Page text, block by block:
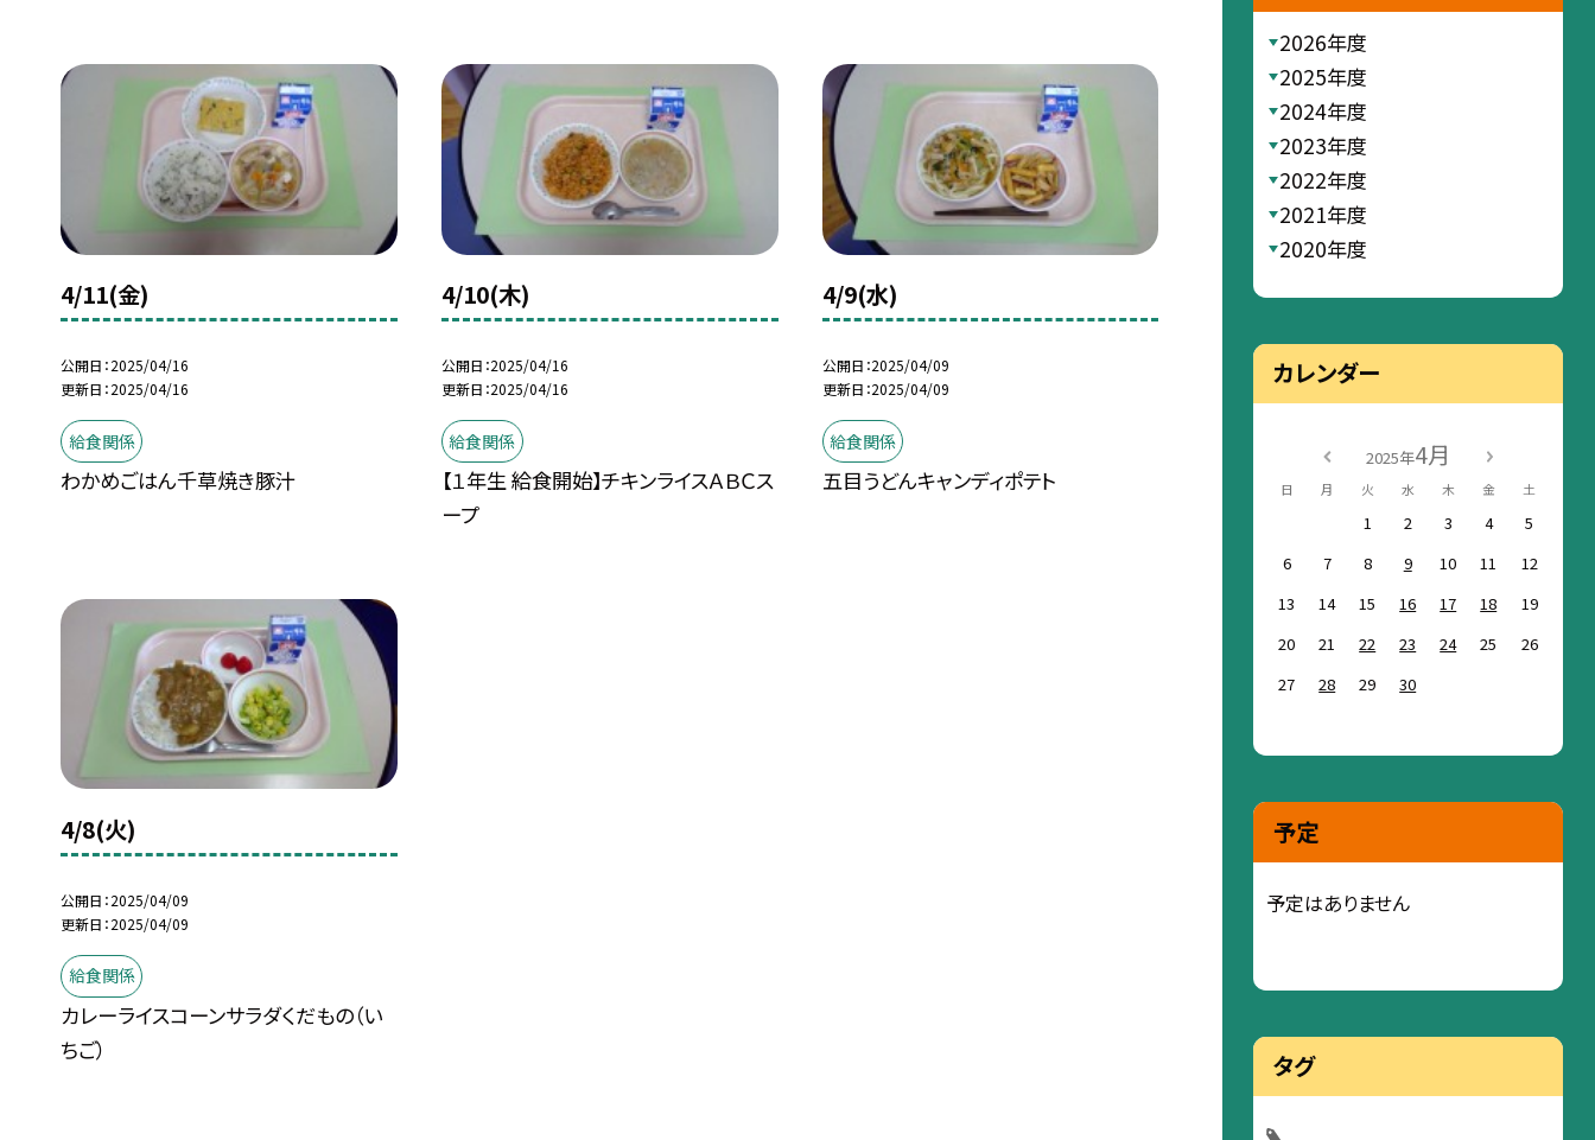
4/11(金)
公開日 2025/04/16
更新日 2025/04/16
給食関係
わかめごはん千草焼き豚汁
4/10(木)
公開日 2025/04/16
更新日 2025/04/16
給食関係
【１年生 給食開始】チキンライスＡＢＣス
ープ
4/9(水)
公開日 2025/04/09
更新日 2025/04/09
給食関係
五目うどんキャンディポテト
4/8(火)
公開日 2025/04/09
更新日 2025/04/09
給食関係
カレーライスコーンサラダくだもの（い
ちご）
2026年度
2025年度
2024年度
2023年度
2022年度
2021年度
2020年度
カレンダー
2025年4月
日 月 火 水 木 金 土
1 2 3 4
5
6
7 8 9 10 11
12
13
14 15 16 17 18
19
20
21 22 23 24 25
26
27
28 29 30
予定
予定はありません
タグ